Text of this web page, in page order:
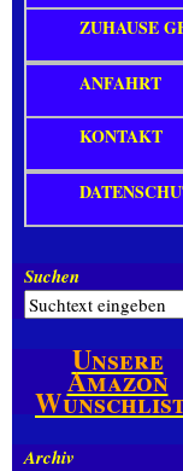
ZUHAUSE
ANFAHRT
KONTAKT
Suchen
Unsere
Amazon
Archiv